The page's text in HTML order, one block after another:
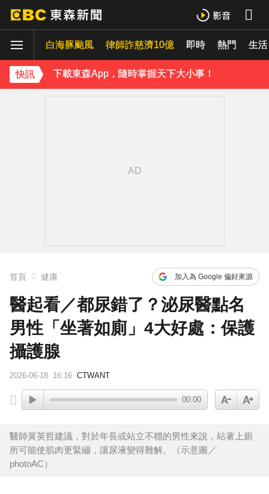
白海豚颱風 律師詐慈濟10億 即時 熱門 生活
快訊
下載東森App，隨時掌握天下大小事！
《理財達人秀》X 安聯投信免費講座報名中！搶先卡位 2027
下載東森App，隨時掌握天下大小事！
首頁 健康 加入為 Google 偏好來源
醫起看／都尿錯了？泌尿醫點名
男性「坐著如廁」4大好處：保護
攝護腺
2026-06-18 16:16 CTWANT
00:00
醫師黃英哲建議，對於年長或站立不穩的男性來說，站著上廁
所可能使肌肉更緊繃，讓尿液變得難解。（示意圖／
photoAC）